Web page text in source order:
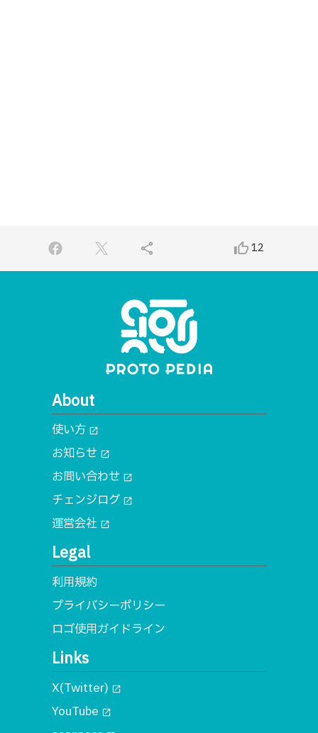
share thumb_up_alt12
About
使い方 open_in_new
お知らせ open_in_new
お問い合わせ open_in_new
チェンジログ open_in_new
運営会社 open_in_new
Legal
利用規約
プライバシーポリシー
ロゴ使用ガイドライン
Links
X(Twitter) open_in_new
YouTube open_in_new